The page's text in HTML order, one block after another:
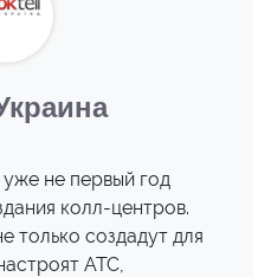
не первый год
колл-центров.
только создадут для
АТС,